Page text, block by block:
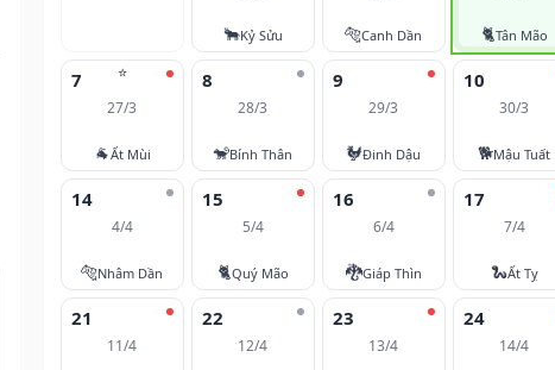
🐂Kỷ Sửu 🐅Canh Dần 🐈Tân Mão
⭐
7
27/3
🐐Ất Mùi
8
28/3
🐒Bính Thân
9
29/3
🐓Đinh Dậu
10
30/3
🐕Mậu Tuất
14
4/4
🐅Nhâm Dần
15
5/4
🐈Quý Mão
16
6/4
🐉Giáp Thìn
17
7/4
🐍Ất Tỵ
21
11/4
22
12/4
23
13/4
24
14/4